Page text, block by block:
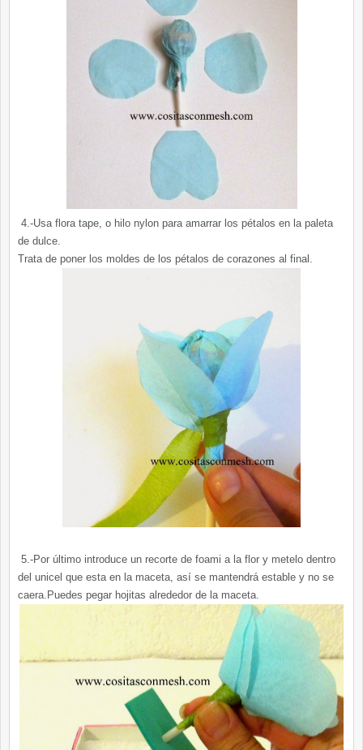
4.-Usa flora tape, o hilo nylon para amarrar los pétalos en la paleta
de dulce.
Trata de poner los moldes de los pétalos de corazones al final.
5.-Por último introduce un recorte de foami a la flor y metelo dentro
del unicel que esta en la maceta, así se mantendrá estable y no se
caera.Puedes pegar hojitas alrededor de la maceta.